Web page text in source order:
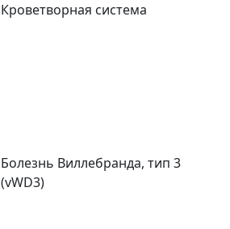
Кроветворная система
Болезнь Виллебранда, тип 3
(vWD3)